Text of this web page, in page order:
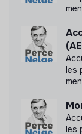
Labels
Cette
les
les